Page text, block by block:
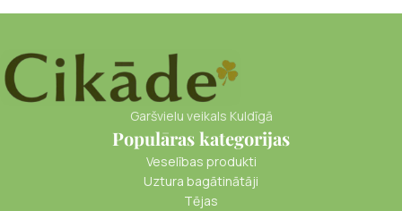
Garšvielu veikals Kuldīgā
Populāras kategorijas
Veselības produkti
Uztura bagātinātāji
Tējas